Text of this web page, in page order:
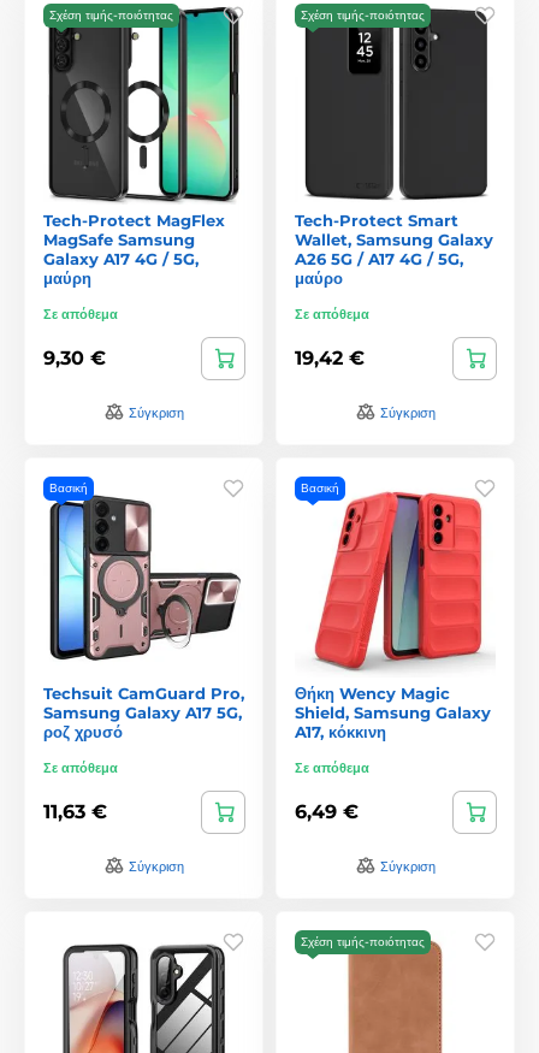
Σχέση τιμής-ποιότητας
Tech-Protect MagFlex
MagSafe Samsung
Galaxy A17 4G / 5G,
μαύρη
Σε απόθεμα
9,30 €
Σύγκριση
Σχέση τιμής-ποιότητας
Tech-Protect Smart
Wallet, Samsung Galaxy
A26 5G / A17 4G / 5G,
μαύρο
Σε απόθεμα
19,42 €
Σύγκριση
Βασική
Techsuit CamGuard Pro,
Samsung Galaxy A17 5G,
ροζ χρυσό
Σε απόθεμα
11,63 €
Σύγκριση
Βασική
Θήκη Wency Magic
Shield, Samsung Galaxy
A17, κόκκινη
Σε απόθεμα
6,49 €
Σύγκριση
Σχέση τιμής-ποιότητας